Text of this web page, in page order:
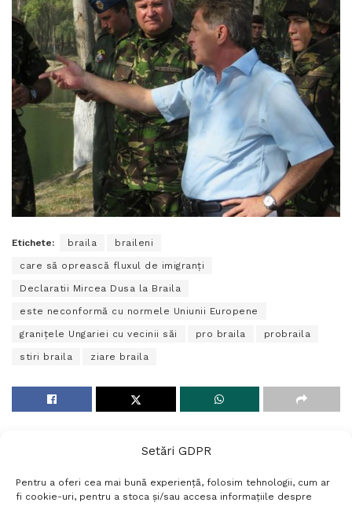
Setări GDPR
Pentru a oferi cea mai bună experiență, folosim tehnologii, cum ar
fi cookie-uri, pentru a stoca și/sau accesa informațiile despre
Etichete: braila braileni
care să oprească fluxul de imigranți
Declaratii Mircea Dusa la Braila
este neconformă cu normele Uniunii Europene
granițele Ungariei cu vecinii săi pro braila probraila
stiri braila ziare braila